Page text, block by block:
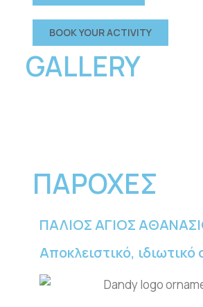
BOOK YOUR ACTIVITY
GALLERY
ΠΑΡΟΧΕΣ
ΠΑΛΙΟΣ ΑΓΙΟΣ
Αποκλειστικό, ιδιωτικό